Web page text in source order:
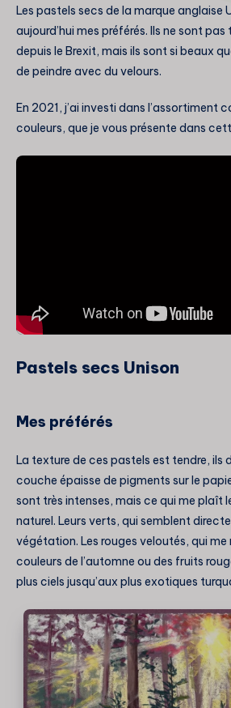
Les pastels secs de la marque anglaise
aujourd’hui mes préférés. Ils ne sont
depuis le Brexit, mais ils sont si beaux
de peindre avec du velours.
En 2021, j’ai investi dans l’assortiment
couleurs, que je vous présente dans
Pastels secs Unison
Mes préférés
La texture de ces pastels est tendre, ils
couche épaisse de pigments sur le
sont très intenses, mais ce qui me plaît
naturel. Leurs verts, qui semblent
végétation. Les rouges veloutés, qui me
couleurs de l’automne ou des fruits
plus ciels jusqu’aux plus exotiques